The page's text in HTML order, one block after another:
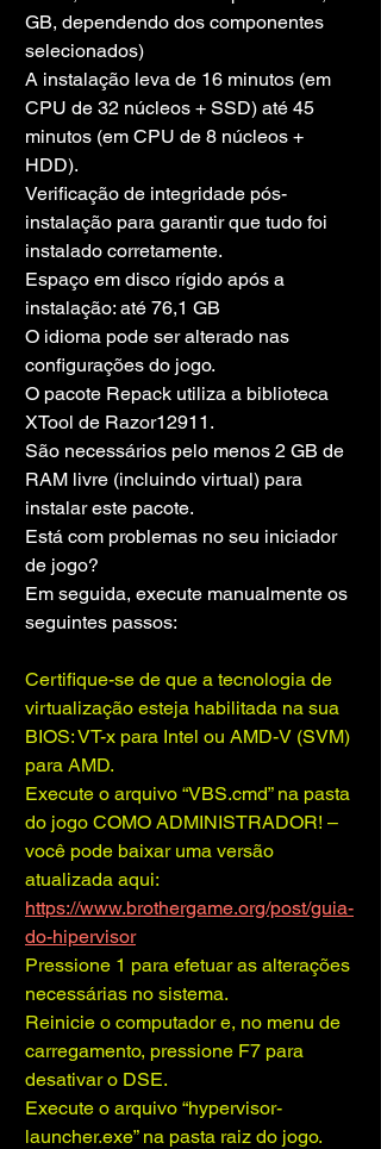
GB, dependendo dos componentes
selecionados)
A instalação leva de 16 minutos (em
CPU de 32 núcleos + SSD) até 45
minutos (em CPU de 8 núcleos +
HDD).
Verificação de integridade pós-
instalação para garantir que tudo foi
instalado corretamente.
Espaço em disco rígido após a
instalação: até 76,1 GB
O idioma pode ser alterado nas
configurações do jogo.
O pacote Repack utiliza a biblioteca
XTool de Razor12911.
São necessários pelo menos 2 GB de
RAM livre (incluindo virtual) para
instalar este pacote.
Está com problemas no seu iniciador
de jogo?
Em seguida, execute manualmente os
seguintes passos:
Certifique-se de que a tecnologia de
virtualização esteja habilitada na sua
BIOS: VT-x para Intel ou AMD-V (SVM)
para AMD.
Execute o arquivo “VBS.cmd” na pasta
do jogo COMO ADMINISTRADOR! –
você pode baixar uma versão
atualizada aqui:
https://www.brothergame.org/post/guia-
do-hipervisor
Pressione 1 para efetuar as alterações
necessárias no sistema.
Reinicie o computador e, no menu de
carregamento, pressione F7 para
desativar o DSE.
Execute o arquivo “hypervisor-
launcher.exe” na pasta raiz do jogo.